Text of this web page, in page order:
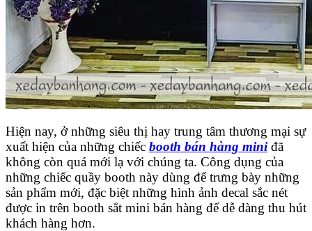
Hiện nay, ở những siêu thị hay trung tâm thương mại sự
xuất hiện của những chiếc booth bán hàng miniđã
không còn quá mới lạ với chúng ta. Công dụng của
những chiếc quầy booth này dùng để trưng bày những
sản phẩm mới, đặc biệt những hình ảnh decal sắc nét
được in trên booth sắt mini bán hàng để dễ dàng thu hút
khách hàng hơn.